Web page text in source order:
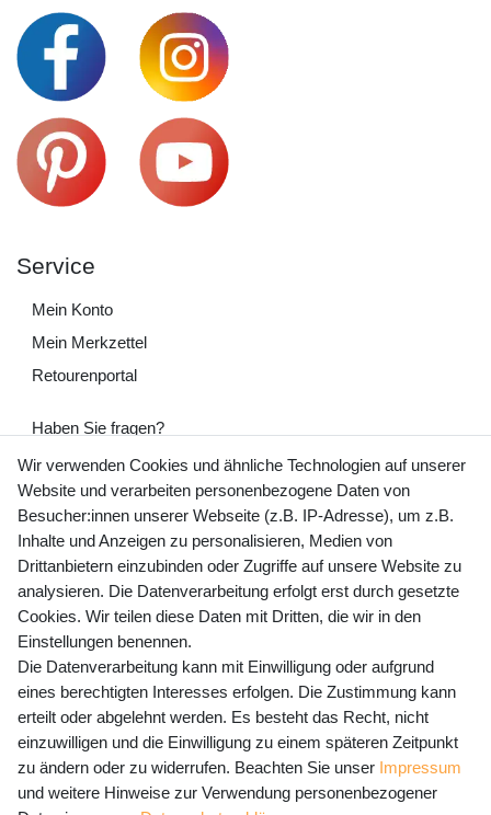
Service
Mein Konto
Mein Merkzettel
Retourenportal
Haben Sie fragen?
+49 (0) 35243 460 400
Mo-Fr 9-15 Uhr
shop@banjado.com
Preisangaben inkl. gesetzl. MwSt. und zzgl. Service- und
Versandkosten
Newsletter Anmeldung - Keine Angebote
mehr verpassen!
E-MAIL **
Newsletter
Wir verwenden Cookies und ähnliche Technologien auf unserer
Website und verarbeiten personenbezogene Daten von
Besucher:innen unserer Webseite (z.B. IP-Adresse), um z.B.
Inhalte und Anzeigen zu personalisieren, Medien von
Drittanbietern einzubinden oder Zugriffe auf unsere Website zu
analysieren. Die Datenverarbeitung erfolgt erst durch gesetzte
Cookies. Wir teilen diese Daten mit Dritten, die wir in den
Einstellungen benennen.
Die Datenverarbeitung kann mit Einwilligung oder aufgrund
eines berechtigten Interesses erfolgen. Die Zustimmung kann
erteilt oder abgelehnt werden. Es besteht das Recht, nicht
einzuwilligen und die Einwilligung zu einem späteren Zeitpunkt
zu ändern oder zu widerrufen. Beachten Sie unser Impressum
und weitere Hinweise zur Verwendung personenbezogener